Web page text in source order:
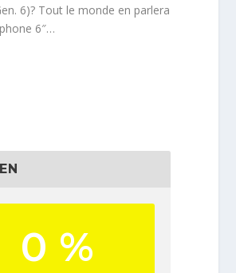
6)? Tout le monde en parlera
6″…
0 %